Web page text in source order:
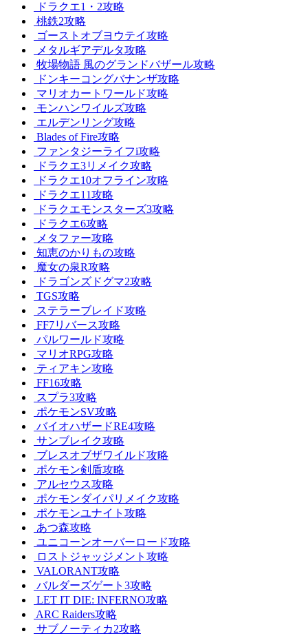
ドラクエ1・2攻略
桃鉄2攻略
ゴーストオブヨウテイ攻略
メタルギアデルタ攻略
牧場物語 風のグランドバザール攻略
ドンキーコングバナンザ攻略
マリオカートワールド攻略
モンハンワイルズ攻略
エルデンリング攻略
Blades of Fire攻略
ファンタジーライフi攻略
ドラクエ3リメイク攻略
ドラクエ10オフライン攻略
ドラクエ11攻略
ドラクエモンスターズ3攻略
ドラクエ6攻略
メタファー攻略
知恵のかりもの攻略
魔女の泉R攻略
ドラゴンズドグマ2攻略
TGS攻略
ステラーブレイド攻略
FF7リバース攻略
パルワールド攻略
マリオRPG攻略
ティアキン攻略
FF16攻略
スプラ3攻略
ポケモンSV攻略
バイオハザードRE4攻略
サンブレイク攻略
ブレスオブザワイルド攻略
ポケモン剣盾攻略
アルセウス攻略
ポケモンダイパリメイク攻略
ポケモンユナイト攻略
あつ森攻略
ユニコーンオーバーロード攻略
ロストジャッジメント攻略
VALORANT攻略
バルダーズゲート3攻略
LET IT DIE: INFERNO攻略
ARC Raiders攻略
サブノーティカ2攻略